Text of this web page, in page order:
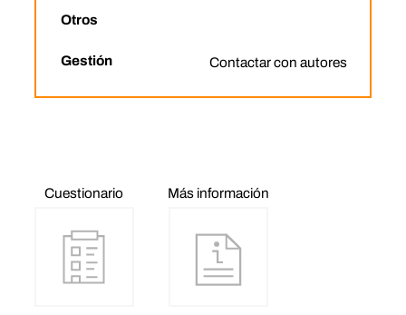
Otros
Gestión Contactar con autores
Cuestionario Más información